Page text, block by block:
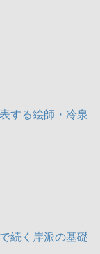
する絵師・冷泉
続く岸派の基礎